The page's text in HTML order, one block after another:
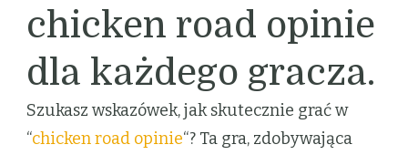
chicken road opinie
dla każdego gracza.
Szukasz wskazówek, jak skutecznie grać w
“chicken road opinie“? Ta gra, zdobywająca